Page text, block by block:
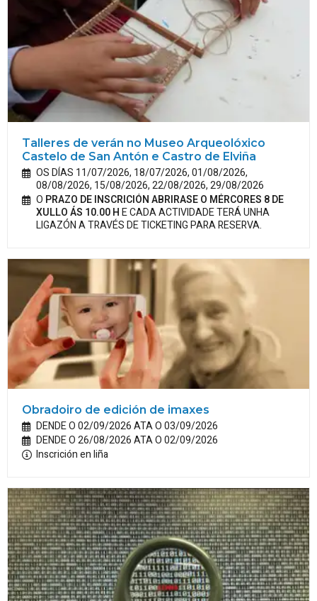
Talleres de verán no Museo Arqueolóxico
Castelo de San Antón e Castro de Elviña
OS DÍAS 11/07/2026, 18/07/2026, 01/08/2026,
08/08/2026, 15/08/2026, 22/08/2026, 29/08/2026
O PRAZO DE INSCRICIÓN ABRIRASE O MÉRCORES 8 DE
XULLO ÁS 10.00 HE CADA ACTIVIDADE TERÁ UNHA
LIGAZÓN A TRAVÉS DE TICKETING PARA RESERVA.
Obradoiro de edición de imaxes
DENDE O 02/09/2026 ATA O 03/09/2026
DENDE O 26/08/2026 ATA O 02/09/2026
Inscrición en liña